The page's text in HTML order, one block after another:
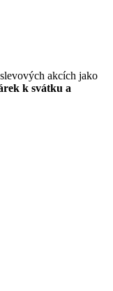
akcích jako
k svátku a